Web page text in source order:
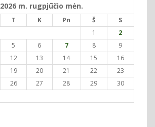
2026 m. rugpjūčio mėn.
T K Pn Š
S
1
2
5 6 7 8
9
12 13 14 15
16
19 20 21 22
23
26 27 28 29
30